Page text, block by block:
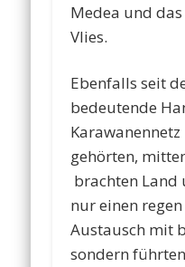
Medea und
Vlies.
Ebenfalls seit
bedeutende
gehörten,
brachten Land
nur einen
Austausch mit
sondern